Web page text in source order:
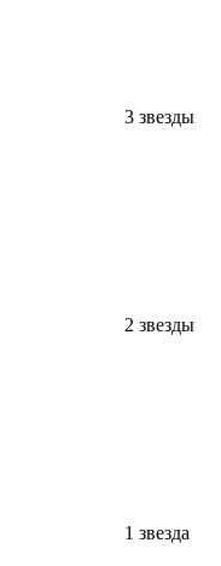
3 звезды
2 звезды
1 звезда